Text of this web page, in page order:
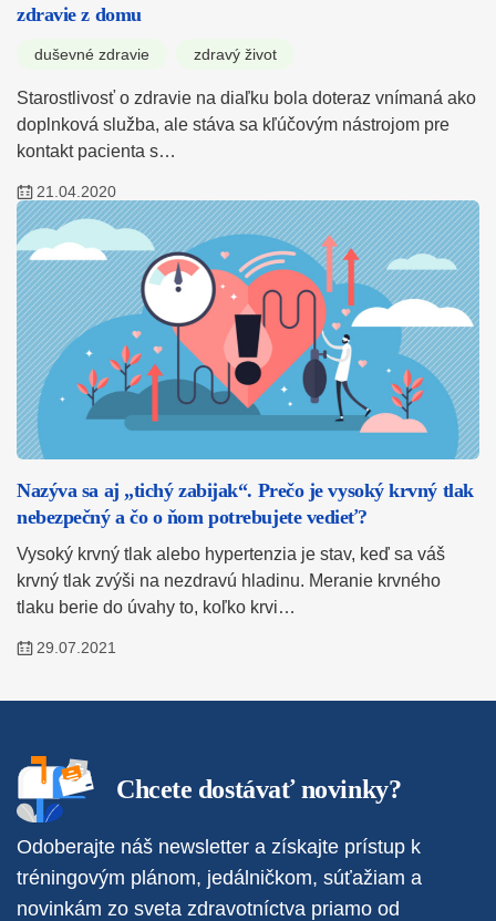
zdravie z domu
duševné zdravie zdravý život
Starostlivosť o zdravie na diaľku bola doteraz vnímaná ako
doplnková služba, ale stáva sa kľúčovým nástrojom pre
kontakt pacienta s…
21.04.2020
Nazýva sa aj „tichý zabijak“. Prečo je vysoký krvný tlak
nebezpečný a čo o ňom potrebujete vedieť?
Vysoký krvný tlak alebo hypertenzia je stav, keď sa váš
krvný tlak zvýši na nezdravú hladinu. Meranie krvného
tlaku berie do úvahy to, koľko krvi…
29.07.2021
Chcete dostávať novinky?
Odoberajte náš newsletter a získajte prístup k
tréningovým plánom, jedálničkom, súťažiam a
novinkám zo sveta zdravotníctva priamo od